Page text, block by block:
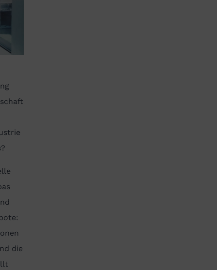
die